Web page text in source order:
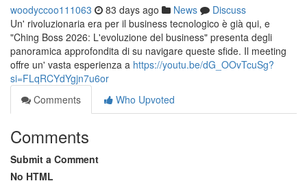
woodyccoo111063 83 days ago News
Discuss
Un' rivoluzionaria era per il business tecnologico è già qui, e
"Ching Boss 2026: L'evoluzione del business" presenta degli
panoramica approfondita di su navigare queste sfide. Il meeting
offre un' vasta esperienza a https://youtu.be/dG_OOvTcuSg?
si=FLqRCYdYgjn7u6or
Comments
Who Upvoted
Comments
Submit a Comment
No HTML